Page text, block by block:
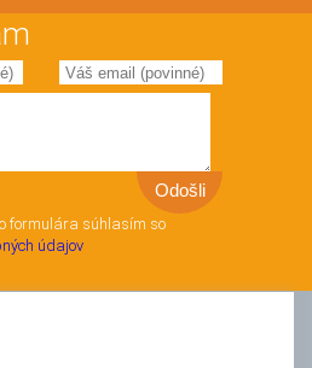
formulára súhlasím so
údajov
a služby